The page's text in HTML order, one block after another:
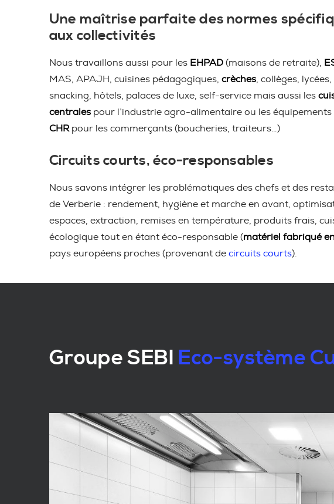
Une maîtrise parfaite des normes
aux collectivités
Nous travaillons aussi pour les EHPAD (maisons de retraite),
MAS, APAJH, cuisines pédagogiques, crèches , collèges,
snacking, hôtels, palaces de luxe, self-service mais aussi les
centrales pour l’industrie agro-alimentaire ou les équipements
CHR pour les commerçants (boucheries, traiteurs…)
Circuits courts, éco-responsables
Nous savons intégrer les problématiques des chefs et des
de Verberie : rendement, hygiène et marche en avant,
espaces, extraction, remises en température, produits frais,
écologique tout en étant éco-responsable (matériel fabriqué
pays européens proches (provenant de circuits courts).
Groupe SEBI Eco-système